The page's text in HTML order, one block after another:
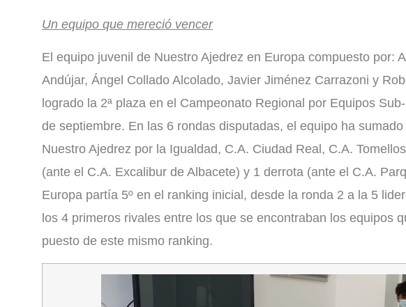
Un equipo que mereció vencer
El equipo juvenil de Nuestro Ajedrez en Europa compuesto por:
Andújar, Ángel Collado Alcolado, Javier Jiménez Carrazoni y
logrado la 2ª plaza en el Campeonato Regional por Equipos
de septiembre. En las 6 rondas disputadas, el equipo ha
Nuestro Ajedrez por la Igualdad, C.A. Ciudad Real, C.A.
(ante el C.A. Excalibur de Albacete) y 1 derrota (ante el C.A.
Europa partía 5º en el ranking inicial, desde la ronda 2 a la 5
los 4 primeros rivales entre los que se encontraban los equipos
puesto de este mismo ranking.